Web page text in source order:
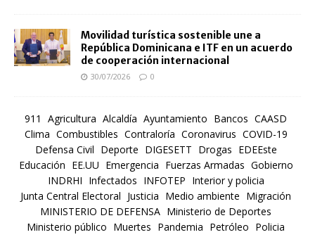
Movilidad turística sostenible une a
República Dominicana e ITF en un acuerdo
de cooperación internacional
30/07/2026 0
911 Agricultura Alcaldía Ayuntamiento Bancos CAASD
Clima Combustibles Contraloría Coronavirus COVID-19
Defensa Civil Deporte DIGESETT Drogas EDEEste
Educación EE.UU Emergencia Fuerzas Armadas Gobierno
INDRHI Infectados INFOTEP Interior y policia
Junta Central Electoral Justicia Medio ambiente Migración
MINISTERIO DE DEFENSA Ministerio de Deportes
Ministerio público Muertes Pandemia Petróleo Policia